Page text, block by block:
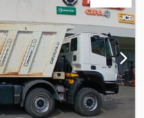
pompogruszka
2007. Wysięgnik 4-sekcyjny.
radiowe
Napęd z przystawki mocy.